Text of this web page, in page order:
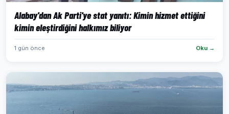
Alabay'dan Ak Parti'ye stat yanıtı: Kimin hizmet ettiğini
kimin eleştirdiğini halkımız biliyor
1 gün önce Oku →